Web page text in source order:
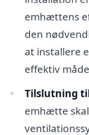
emhættens
den
at installere
effektiv
Tilslutning
emhætte